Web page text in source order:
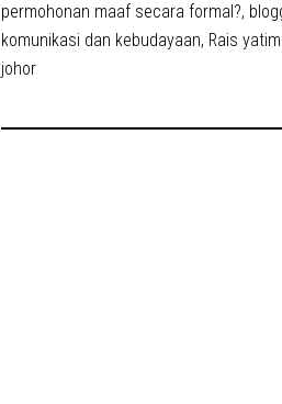
permohonan maaf secara formal?,
komunikasi dan kebudayaan, Rais
johor